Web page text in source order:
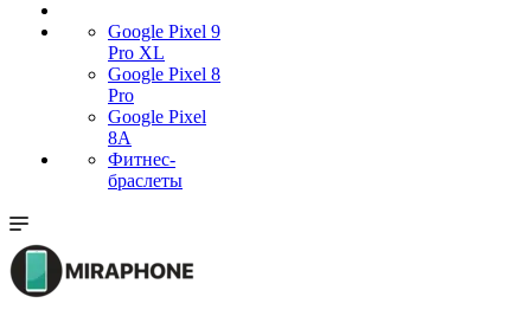
Google Pixel 9
Pro XL
Google Pixel 8
Pro
Google Pixel
8A
Фитнес-
браслеты